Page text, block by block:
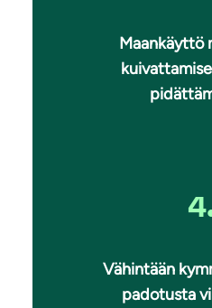
Maankäyttö
Vähintään
padotusta